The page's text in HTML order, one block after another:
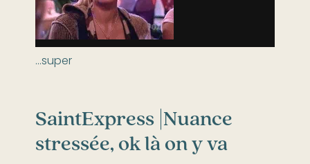
…super
SaintExpress |Nuance
stressée, ok là on y va